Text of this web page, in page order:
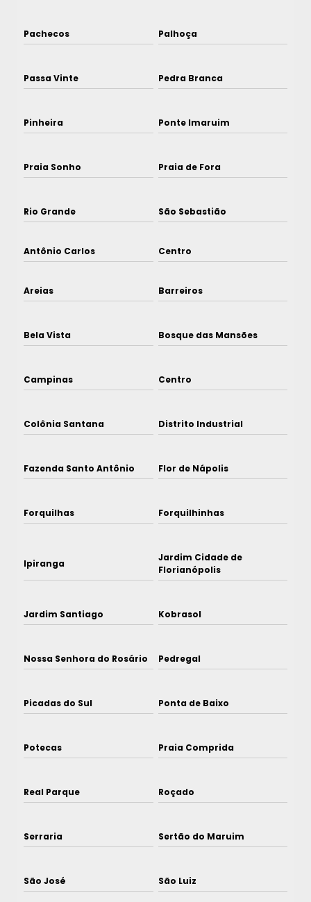
Pachecos Palhoça
Passa Vinte Pedra Branca
Pinheira Ponte Imaruim
Praia Sonho Praia de Fora
Rio Grande São Sebastião
Antônio Carlos Centro
Areias Barreiros
Bela Vista Bosque das Mansões
Campinas Centro
Colônia Santana Distrito Industrial
Fazenda Santo Antônio Flor de Nápolis
Forquilhas Forquilhinhas
Ipiranga
Jardim Cidade de
Florianópolis
Jardim Santiago Kobrasol
Nossa Senhora do Rosário Pedregal
Picadas do Sul Ponta de Baixo
Potecas Praia Comprida
Real Parque Roçado
Serraria Sertão do Maruim
São José São Luiz